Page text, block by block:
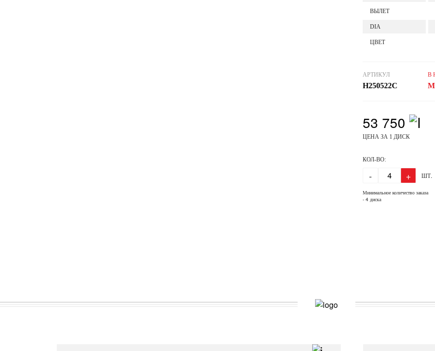
ВЫЛЕТ
DIA
ЦВЕТ
АРТИКУЛ
H250522C
В
53 750
ЦЕНА ЗА 1 ДИСК
КОЛ-ВО:
- + ШТ.
Минимальное количество заказа
- 4 диска